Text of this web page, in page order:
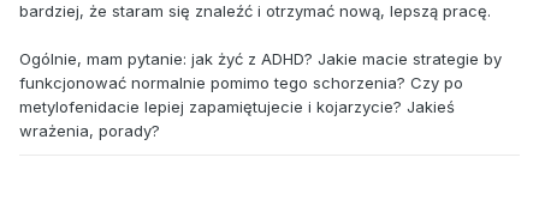
bardziej, że staram się znaleźć i otrzymać nową, lepszą pracę.
Ogólnie, mam pytanie: jak żyć z ADHD? Jakie macie strategie by
funkcjonować normalnie pomimo tego schorzenia? Czy po
metylofenidacie lepiej zapamiętujecie i kojarzycie? Jakieś
wrażenia, porady?